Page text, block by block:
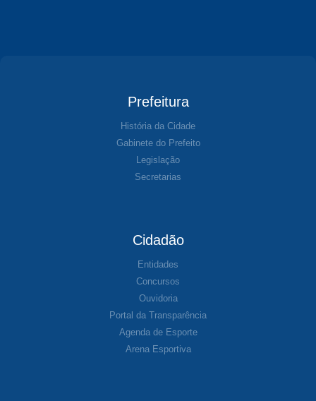
Prefeitura
História da Cidade
Gabinete do Prefeito
Legislação
Secretarias
Cidadão
Entidades
Concursos
Ouvidoria
Portal da Transparência
Agenda de Esporte
Arena Esportiva